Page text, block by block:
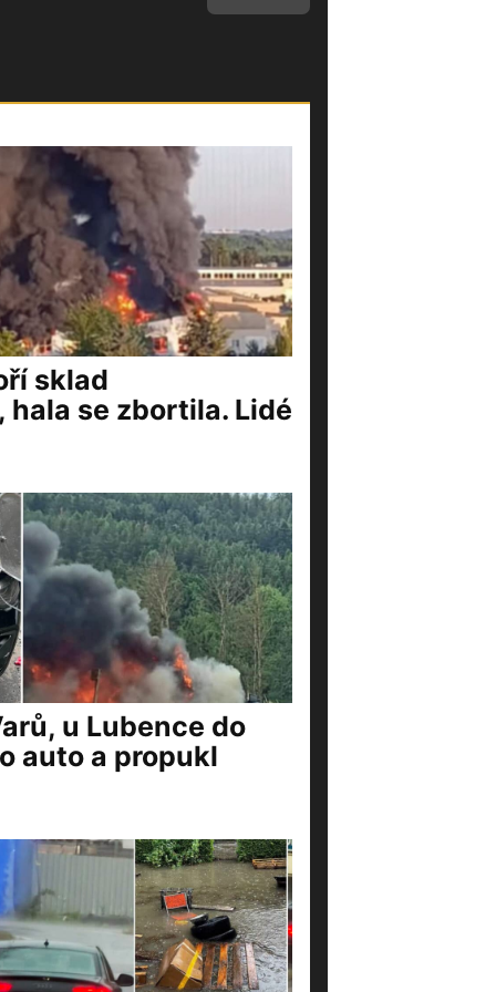
sklad
se zbortila. Lidé
u Lubence do
auto a propukl